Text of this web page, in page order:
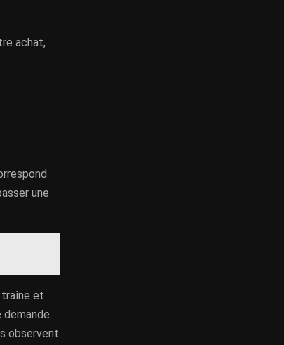
achat,
une
traîne et
demande
observent